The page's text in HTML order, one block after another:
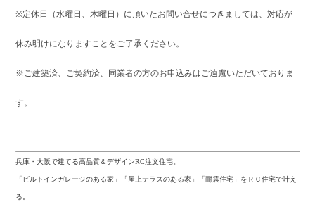
※定休日（水曜日、木曜日）に頂いたお問い合せにつきましては、対応が
休み明けになりますことをご了承ください。
※ご建築済、ご契約済、同業者の方のお申込みはご遠慮いただいておりま
す。
兵庫・大阪で建てる高品質＆デザインRC注文住宅。
「ビルトインガレージのある家」「屋上テラスのある家」「耐震住宅」をＲＣ住宅で叶え
る。